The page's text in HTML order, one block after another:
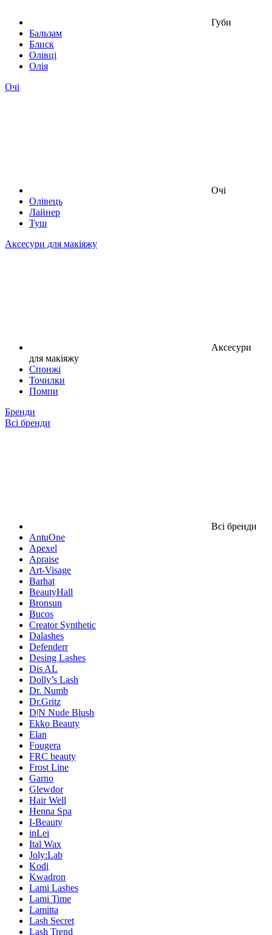
Губи
Бальзам
Блиск
Олівці
Олія
Очі
Очі
Олівець
Лайнер
Туш
Аксесури для макіяжу
Аксесури
для макіяжу
Спонжі
Точилки
Помпи
Бренди
Всі бренди
Всі бренди
AntuOne
Apexel
Apraise
Art-Visage
Barhat
BeautyHall
Bronsun
Bucos
Creator Synthetic
Dalashes
Defenderr
Desing Lashes
Dis AL
Dolly’s Lash
Dr. Numb
Dr.Gritz
D|N Nude Blush
Ekko Beauty
Elan
Fougera
FRC beauty
Frost Line
Garno
Glewdor
Hair Well
Henna Spa
I-Beauty
inLei
Ital Wax
Joly:Lab
Kodi
Kwadron
Lami Lashes
Lami Time
Lamitta
Lash Secret
Lash Trend